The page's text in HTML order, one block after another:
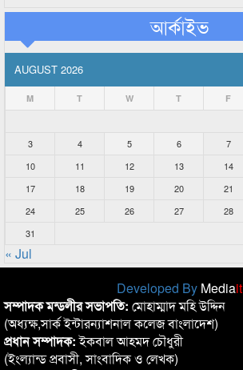
আর্কাইভ
AUGUST 2026
M T W T F
3
4 5 6 7
10
11 12 13 14
17
18 19 20 21
24
25 26 27 28
31
« Jul
Developed By Mediait
সম্পাদক মন্ডলীর সভাপতি: মোহাম্মাদ মহি উদ্দিন
(অধ্যক্ষ,সার্ক ইন্টারন্যাশনাল কলেজ বাংলাদেশ)
প্রধান সম্পাদক:ইকবাল আহমদ চৌধুরী
(ইংল্যান্ড প্রবাসী, সাংবাদিক ও লেখক)